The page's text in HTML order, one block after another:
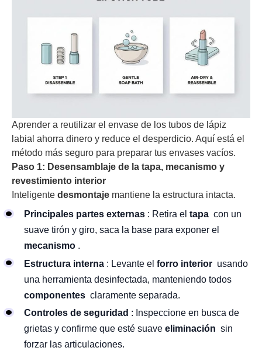
Aprender a reutilizar el envase de los tubos de lápiz
labial ahorra dinero y reduce el desperdicio. Aquí está el
método más seguro para preparar tus envases vacíos.
Paso 1: Desensamblaje de la tapa, mecanismo y
revestimiento interior
Inteligente desmontaje mantiene la estructura intacta.
Principales partes externas : Retira el tapa con un
suave tirón y giro, saca la base para exponer el
mecanismo .
Estructura interna : Levante el forro interior usando
una herramienta desinfectada, manteniendo todos
componentes claramente separada.
Controles de seguridad : Inspeccione en busca de
grietas y confirme que esté suave eliminación sin
forzar las articulaciones.